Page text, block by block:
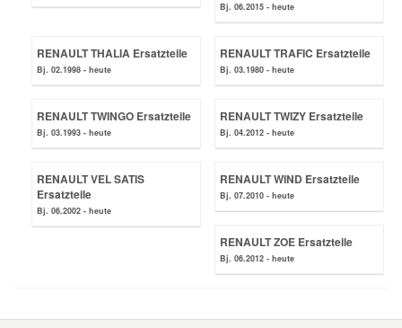
Bj. 06.2015 - heute
RENAULT THALIA Ersatzteile
Bj. 02.1998 - heute
RENAULT TRAFIC Ersatzteile
Bj. 03.1980 - heute
RENAULT TWINGO Ersatzteile
Bj. 03.1993 - heute
RENAULT TWIZY Ersatzteile
Bj. 04.2012 - heute
RENAULT VEL SATIS
Ersatzteile
Bj. 06.2002 - heute
RENAULT WIND Ersatzteile
Bj. 07.2010 - heute
RENAULT ZOE Ersatzteile
Bj. 06.2012 - heute